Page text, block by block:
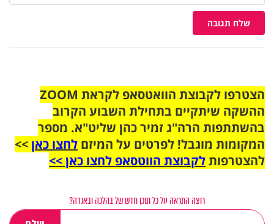
שלח תגובה
הצטרפו לקבוצת הוואטסאפ לקראת ZOOM
ההשקה שיתקיים בתחילת השבוע הקרוב
בהשתתפות הרה"ג זמיר כהן שליט"א. מספר
המקומות מוגבל! לפרטים על המיזם לחצו כאן>>
להצטרפותלקבוצת הווטסאפ לחצו כאן >>
רוצה התראה על כל תוכן חדש של בהלכה ובאגדה?